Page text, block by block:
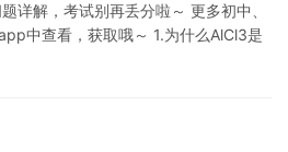
详解，考试别再丢分啦～ 更多初中、
中查看，获取哦～ 1.为什么AlCl3是